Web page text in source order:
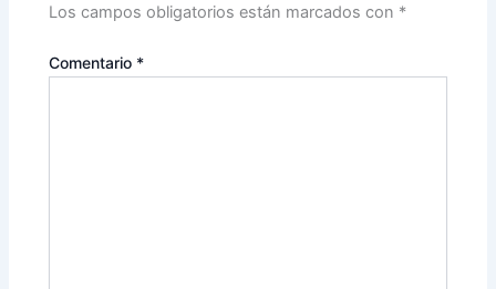
Los campos obligatorios están marcados con *
Comentario *